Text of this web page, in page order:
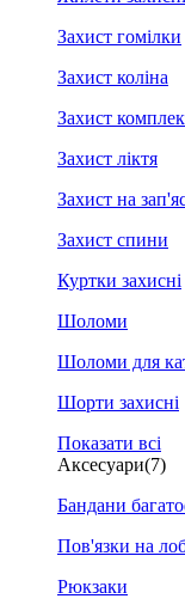
Захист гомілки
Захист коліна
Захист
Захист ліктя
Захист на
Захист спини
Куртки захисні
Шоломи
Шоломи для
Шорти захисні
Показати всі
Аксесуари(7)
Бандани
Пов'язки на
Рюкзаки